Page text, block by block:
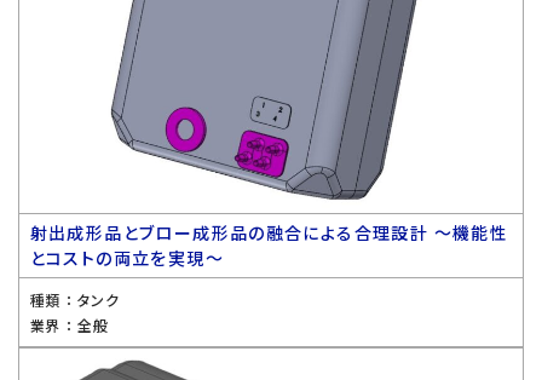
射出成形品とブロー成形品の融合による合理設計 〜機能性
とコストの両立を実現〜
種類 ： タンク
業界 ： 全般